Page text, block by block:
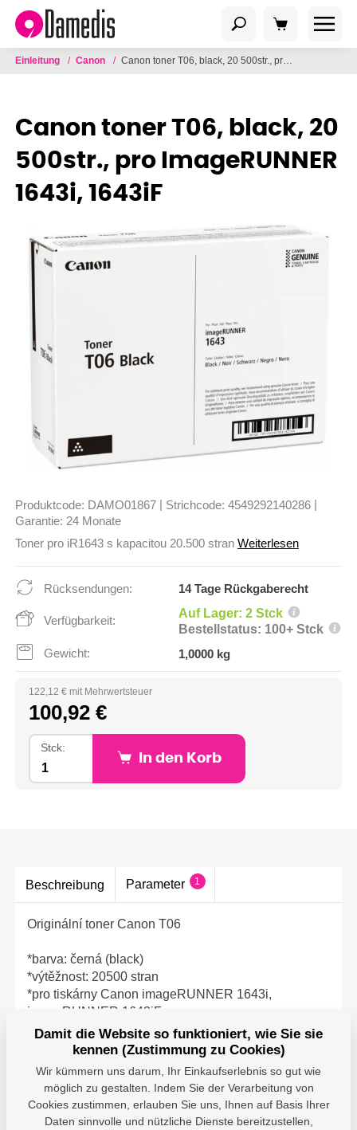
Einleitung / Canon / Canon toner T06, black, 20 500str., pro ImageRUNNER 1643i, 1643iF
Canon toner T06, black, 20
500str., pro ImageRUNNER
1643i, 1643iF
Produktcode: DAMO01867 Strichcode: 4549292140286
Garantie: 24 Monate
Toner pro iR1643 s kapacitou 20.500 stran Weiterlesen
Rücksendungen: 14 Tage Rückgaberecht
Verfügbarkeit:
Auf Lager: 2 Stck
Bestellstatus: 100+ Stck
Gewicht: 1,0000 kg
122,12 € mit Mehrwertsteuer
100,92 €
Stck:
In den Korb
Beschreibung Parameter 1
Originální toner Canon T06
*barva: černá (black)
*výtěžnost: 20500 stran
*pro tiskárny Canon imageRUNNER 1643i,
imageRUNNER 1643iF
Parameter
Damit die Website so funktioniert, wie Sie sie
kennen (Zustimmung zu Cookies)
Wir kümmern uns darum, Ihr Einkaufserlebnis so gut wie
möglich zu gestalten. Indem Sie der Verarbeitung von
Cookies zustimmen, erlauben Sie uns, Ihnen auf Basis Ihrer
Daten sinnvolle und nützliche Dienste bereitzustellen,